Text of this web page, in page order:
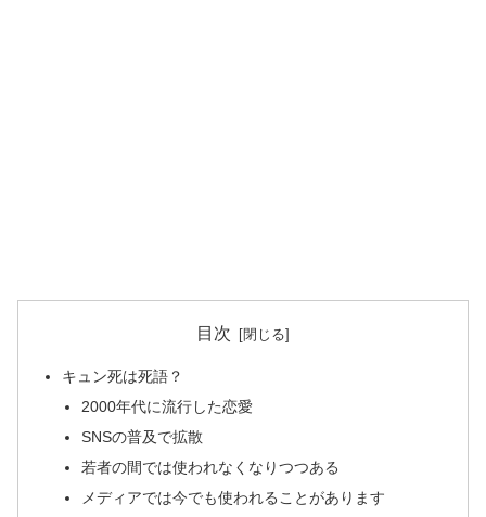
目次
キュン死は死語？
2000年代に流行した恋愛
SNSの普及で拡散
若者の間では使われなくなりつつある
メディアでは今でも使われることがあります